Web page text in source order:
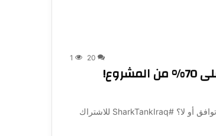
20
1
صفقة شارك لينا وشارك بهاء… مقابل السيطرة على 70% من المشروع!
صفقة شارك لينا وشارك بهاء… مقابل السيطرة على 70% من المشروع! توافق أو لا؟ #SharkTankIraq للاشتراك